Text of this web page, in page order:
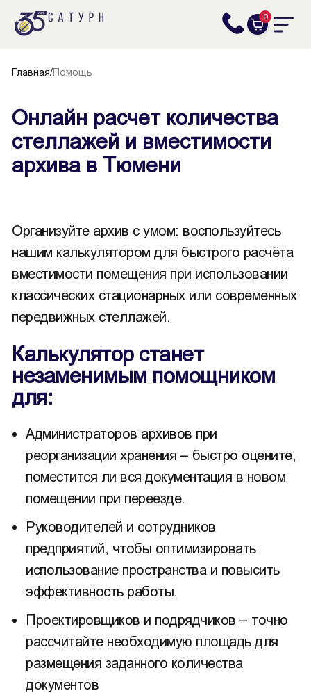
0
Главная/Помощь
Онлайн расчет количества
стеллажей и вместимости
архива в Тюмени
Организуйте архив с умом: воспользуйтесь
нашим калькулятором для быстрого расчёта
вместимости помещения при использовании
классических стационарных или современных
передвижных стеллажей.
Калькулятор станет
незаменимым помощником
для:
Администраторов архивов при
реорганизации хранения – быстро оцените,
поместится ли вся документация в новом
помещении при переезде.
Руководителей и сотрудников
предприятий, чтобы оптимизировать
использование пространства и повысить
эффективность работы.
Проектировщиков и подрядчиков – точно
рассчитайте необходимую площадь для
размещения заданного количества
документов